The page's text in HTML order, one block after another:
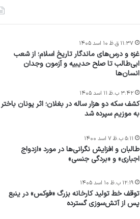
غزه و درس‌های ماندگار تاریخ اسلام؛ از شعب
ابی‌طالب تا صلح حدیبیه و آزمون وجدان
انسان‌ها
۱۱:۳۷ ق.ظ ۱۰ اسد ۱۴۰۵
کشف سکه دو هزار ساله در بغلان؛ اثر یونان باختر
به موزیم سپرده شد
۳:۴۲ ب.ظ ۱۱ اسد ۱۴۰۵
طالبان و افزایش نگرانی‌ها در مورد «ازدواج
اجباری» و «بردگی جنسی»
۵:۱۱ ب.ظ ۷ اسد ۱۴۰۰
توقف خط تولید کارخانه بزرگ «فوکس» در ینبع
پس از آتش‌سوزی گسترده
۱۲:۱۹ ب.ظ ۱۰ اسد ۱۴۰۵